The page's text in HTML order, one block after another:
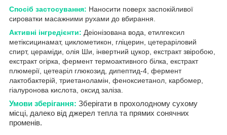
Спосіб застосування: Наносити поверх заспокійливої
сироватки масажними рухами до вбирання.
Активні інгредієнти: Деіонізована вода, етилгексил
метіксицинамат, циклометикон, гліцерин, цетераріловий
спирт, цераміди, олія Ши, інвертний цукор, екстракт звіробою,
екстракт огірка, фермент термоактивного білка, екстракт
плюмерії, цетеаріл глюкозид, дипептид-4, фермент
лактобактерій, триетаноламін, феноксиетанол, карбомер,
гіалуронова кислота, оксид заліза.
Умови зберігання: Зберігати в прохолодному сухому
місці, далеко від джерел тепла та прямих сонячних
променів.